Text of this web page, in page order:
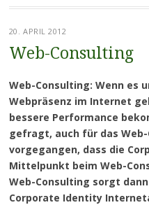
20. APRIL 2012
Web-Consulting
Web-Consulting: Wenn es
Webpräsenz im Internet
bessere Performance
gefragt, auch für das
vorgegangen, dass die
Mittelpunkt beim Web-
Web-Consulting sorgt
Corporate Identity